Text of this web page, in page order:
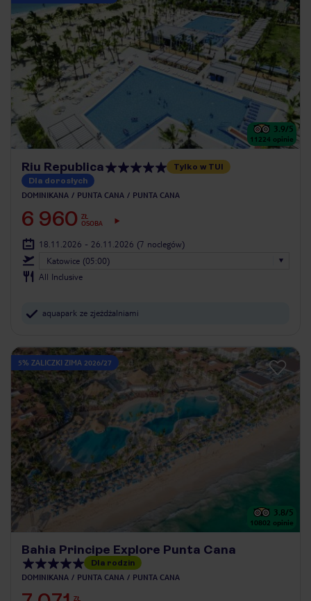
3.9/5
11224 opinie
Riu Republica
Tylko w TUI
Dla dorosłych
DOMINIKANA PUNTA CANA PUNTA CANA
6 960 ZŁ
OSOBA
18.11.2026 - 26.11.2026 (7 noclegów)
Katowice (05:00)
All Inclusive
aquapark ze zjeżdżalniami
5% ZALICZKI ZIMA 2026/27
3.8/5
10802 opinie
Bahia Principe Explore Punta Cana
Dla rodzin
DOMINIKANA PUNTA CANA PUNTA CANA
ZŁ